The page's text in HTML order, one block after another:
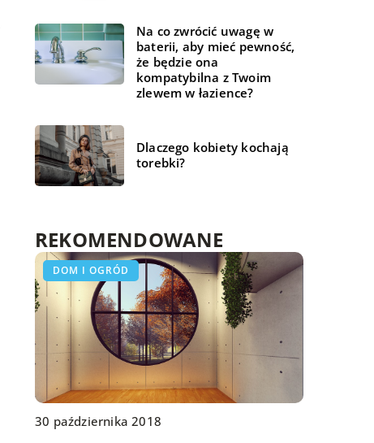
Na co zwrócić uwagę w
baterii, aby mieć pewność,
że będzie ona
kompatybilna z Twoim
zlewem w łazience?
Dlaczego kobiety kochają
torebki?
REKOMENDOWANE
NIERUCHOMOŚCI I BUDOWNICTWO
DOM I OGRÓD
30 października 2018
DOM I OGRÓD